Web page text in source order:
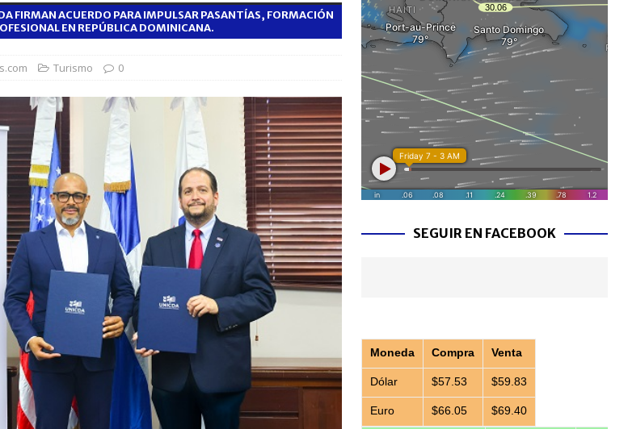
para estudiar maestrías y doctorados en el
Hospiten Santo Domingo
SALUD
antes del inicio del año lectivo 2026-2027
FIRMAN ACUERDO PARA IMPULSAR PASANTÍAS, FORMACIÓN
EN REPÚBLICA DOMINICANA.
Turismo 0
SEGUIR EN FACEBOOK
Moneda Compra Venta
Dólar $57.53 $59.83
Euro $66.05 $69.40